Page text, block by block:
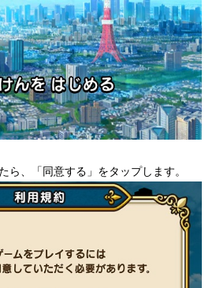
ら、「同意する」をタップします。